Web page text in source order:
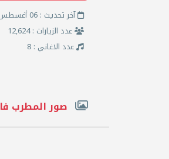
آخر تحديث : 06 أغسطس 2026 04:16 م
عدد الزيارات : 12,624
عدد الاغاني : 8
صور المطرب